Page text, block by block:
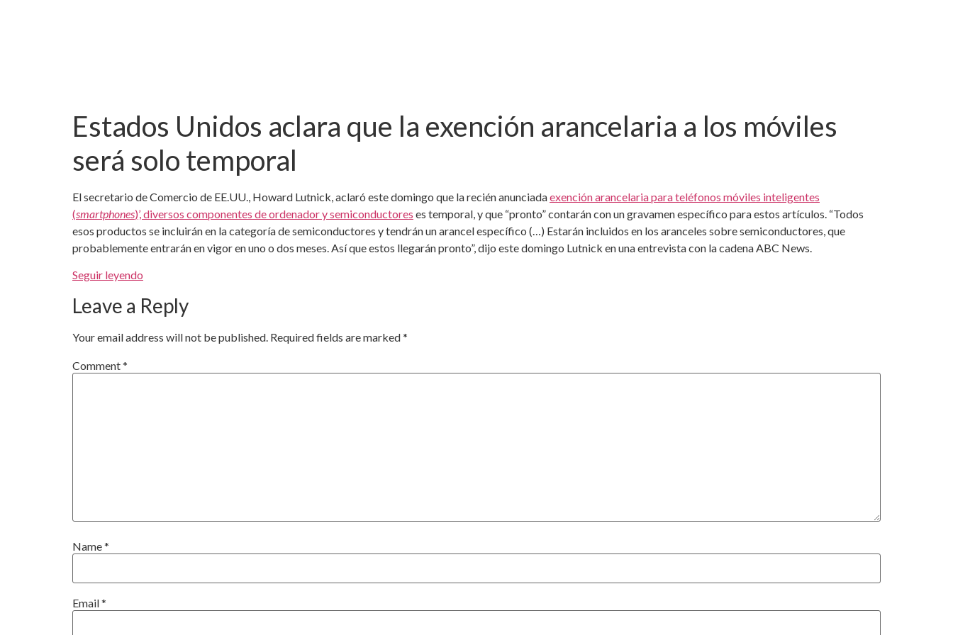
Estados Unidos aclara que la exención arancelaria a los móviles
será solo temporal
El secretario de Comercio de EE.UU., Howard Lutnick, aclaró este domingo que la recién anunciadaexención arancelaria para teléfonos móviles inteligentes
(smartphones)’, diversos componentes de ordenador y semiconductores es temporal, y que “pronto” contarán con un gravamen específico para estos artículos. “Todos
esos productos se incluirán en la categoría de semiconductores y tendrán un arancel específico (…) Estarán incluidos en los aranceles sobre semiconductores, que
probablemente entrarán en vigor en uno o dos meses. Así que estos llegarán pronto”, dijo este domingo Lutnick en una entrevista con la cadena ABC News.
Seguir leyendo
Leave a Reply
Your email address will not be published. Required fields are marked*
Comment*
Name*
Email*